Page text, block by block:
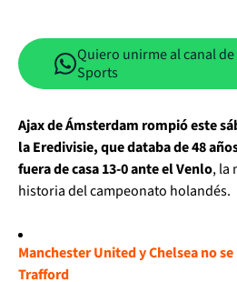
Quiero unirme al canal
Sports
Ajax de Ámsterdam rompió este
la Eredivisie, que databa de 48
fuera de casa 13-0 ante el Venlo, la
historia del campeonato holandés.
Manchester United y Chelsea no
Trafford